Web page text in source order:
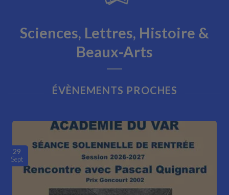
Sciences, Lettres, Histoire &
Beaux-Arts
ÉVÈNEMENTS PROCHES
29
Sept